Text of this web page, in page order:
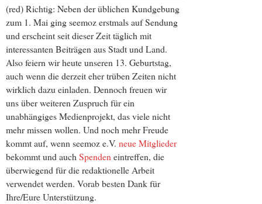
(red) Richtig: Neben der üblichen Kundgebung
zum 1. Mai ging seemoz erstmals auf Sendung
und erscheint seit dieser Zeit täglich mit
interessanten Beiträgen aus Stadt und Land.
Also feiern wir heute unseren 13. Geburtstag,
auch wenn die derzeit eher trüben Zeiten nicht
wirklich dazu einladen. Dennoch freuen wir
uns über weiteren Zuspruch für ein
unabhängiges Medienprojekt, das viele nicht
mehr missen wollen. Und noch mehr Freude
kommt auf, wenn seemoz e.V. neue Mitglieder
bekommt und auchSpendeneintreffen, die
überwiegend für die redaktionelle Arbeit
verwendet werden. Vorab besten Dank für
Ihre/Eure Unterstützung.